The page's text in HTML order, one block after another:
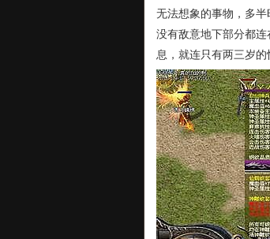
无法想象的事物，多
没有敌意地下部分都
息，就连只有两三岁